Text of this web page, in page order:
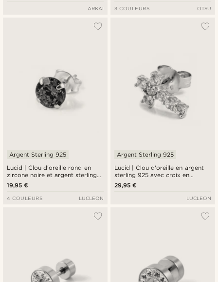
ARKAI 3 COULEURS OTSU
Lucid | Clou d'oreille rond en
zircone noire et argent sterling
925 - 6 mm
Argent Sterling 925
19,95 €
4 COULEURS LUCLEON
Lucid | Clou d'oreille en argent
sterling 925 avec croix en
zircone - 6 mm
Argent Sterling 925
29,95 €
LUCLEON